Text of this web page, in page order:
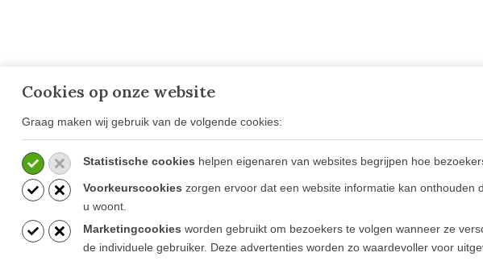
Cookies op onze website
Graag maken wij gebruik van de volgende cookies:
Statistische cookies helpen eigenaren van websites begrijpen hoe
Voorkeurscookies zorgen ervoor dat een website informatie kan
u woont.
Marketingcookies worden gebruikt om bezoekers te volgen wanneer ze
de individuele gebruiker. Deze advertenties worden zo waardevoller voor
OVER GOESTEN & GOESTEN
Over Ons
Projecten
Blog
Vacatures
OPENINGSTIJDEN &
CONTACT
Ammerzoden (NL)